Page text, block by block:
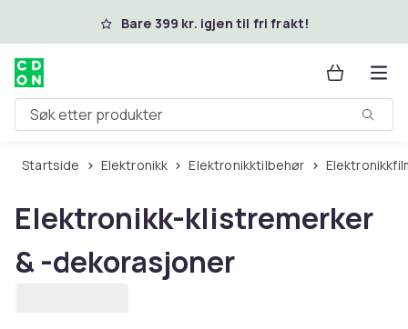
Hopp til hovedinnholdBare 399 kr. igjen til fri frakt!
Søk etter produkter
Startside Elektronikk Elektronikktilbehør
Elektronikk-klistremerker
& -dekorasjoner